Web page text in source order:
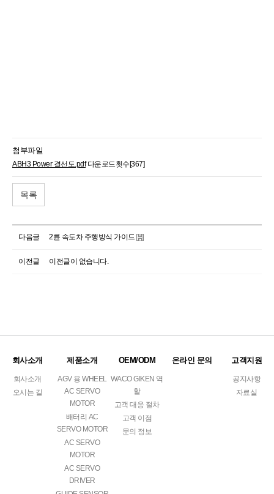
첨부파일
ABH3 Power 결선도.pdf 다운로드횟수[367]
목록
다음글 2륜 속도차 주행방식 가이드
이전글 이전글이 없습니다.
회사소개
회사소개
오시는 길
제품소개
AGV 용 WHEEL
AC SERVO
MOTOR
배터리 AC
SERVO MOTOR
AC SERVO
MOTOR
AC SERVO
DRIVER
OEM/ODM
WACO GIKEN 역
할
고객 대응 절차
고객 이점
문의 정보
온라인 문의 고객지원
공지사항
자료실